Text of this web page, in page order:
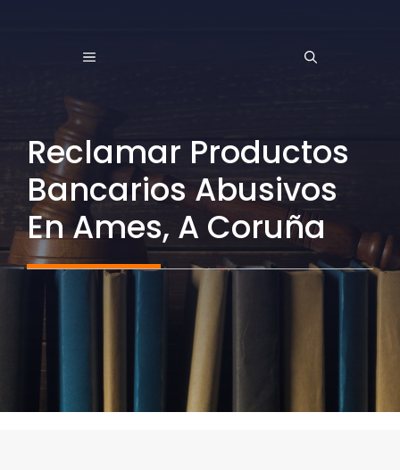
MENÚ
Reclamar Productos
Bancarios Abusivos
En Ames, A Coruña